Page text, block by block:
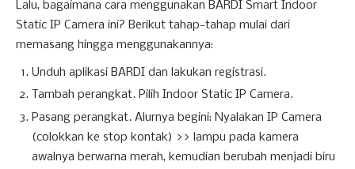
Lalu, bagaimana cara menggunakan BARDI Smart Indoor
Static IP Camera ini? Berikut tahap-tahap mulai dari
memasang hingga menggunakannya:
Unduh aplikasi BARDI dan lakukan registrasi.
Tambah perangkat. Pilih Indoor Static IP Camera.
Pasang perangkat. Alurnya begini: Nyalakan IP Camera
(colokkan ke stop kontak) >> lampu pada kamera
awalnya berwarna merah, kemudian berubah menjadi biru